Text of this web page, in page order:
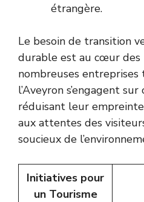
étrangère.
Le besoin de transition
durable est au cœur des
nombreuses
l’Aveyron s’engagent
réduisant leur
aux attentes des
soucieux de
Initiatives pour
un Tourisme